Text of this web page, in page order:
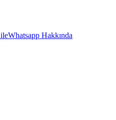
Whatsapp Hakkında